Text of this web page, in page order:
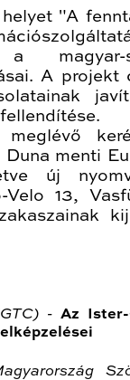
"A
magyar-
A projekt
menti
új
13,
-Az Ister-